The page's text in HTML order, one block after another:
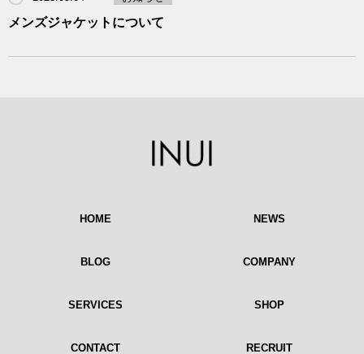
メンズジャケットについて
HOME NEWS
BLOG COMPANY
SERVICES SHOP
CONTACT RECRUIT